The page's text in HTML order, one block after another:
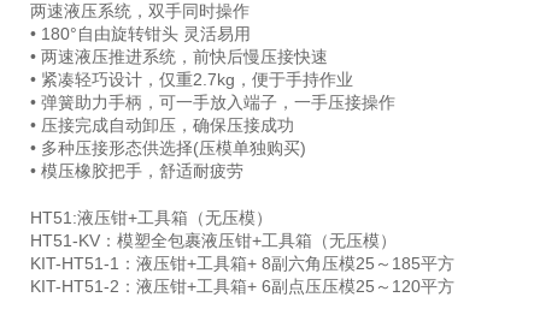
两速液压系统，双手同时操作
• 180°自由旋转钳头 灵活易用
• 两速液压推进系统，前快后慢压接快速
• 紧凑轻巧设计，仅重2.7kg，便于手持作业
• 弹簧助力手柄，可一手放入端子，一手压接操作
• 压接完成自动卸压，确保压接成功
• 多种压接形态供选择(压模单独购买)
• 模压橡胶把手，舒适耐疲劳
HT51:液压钳+工具箱（无压模）
HT51-KV：模塑全包裹液压钳+工具箱（无压模）
KIT-HT51-1：液压钳+工具箱+ 8副六角压模25～185平方
KIT-HT51-2：液压钳+工具箱+ 6副点压压模25～120平方